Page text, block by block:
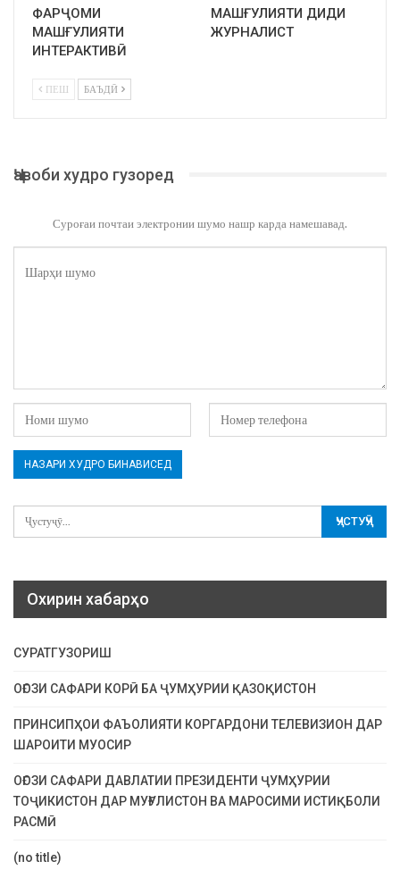
ФАРҶОМИ
МАШҒУЛИЯТИ
ИНТЕРАКТИВӢ
МАШҒУЛИЯТИ ДИДИ
ЖУРНАЛИСТ
ПЕШ БАЪДӢ
Ҷавоби худро гузоред
Суроғаи почтаи электронии шумо нашр карда намешавад.
Охирин хабарҳо
СУРАТГУЗОРИШ
ОҒОЗИ САФАРИ КОРӢ БА ҶУМҲУРИИ ҚАЗОҚИСТОН
ПРИНСИПҲОИ ФАЪОЛИЯТИ КОРГАРДОНИ ТЕЛЕВИЗИОН ДАР
ШАРОИТИ МУОСИР
ОҒОЗИ САФАРИ ДАВЛАТИИ ПРЕЗИДЕНТИ ҶУМҲУРИИ
ТОҶИКИСТОН ДАР МУҒУЛИСТОН ВА МАРОСИМИ ИСТИҚБОЛИ
РАСМӢ
(no title)